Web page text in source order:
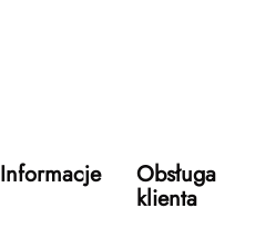
Informacje Obsługa
klienta